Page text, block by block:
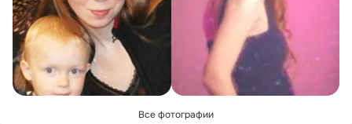
Все фотографии